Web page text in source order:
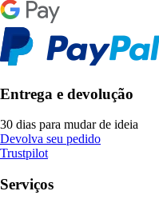
Entrega e devolução
30 dias para mudar de ideia
Devolva seu pedido
Trustpilot
Serviços